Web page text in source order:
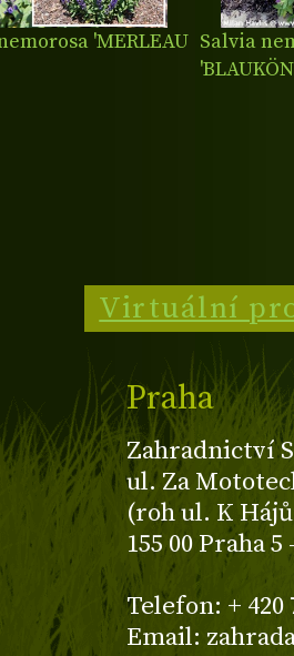
'MERLEAU Salvia
Virtuální
Praha
Zahradnictví
ul. Za
(roh ul. K
155 00 Praha
Telefon: + 420
Email: